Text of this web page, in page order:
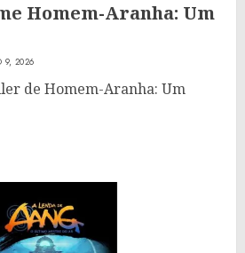
Homem-Aranha: Um
9, 2026
de Homem-Aranha: Um